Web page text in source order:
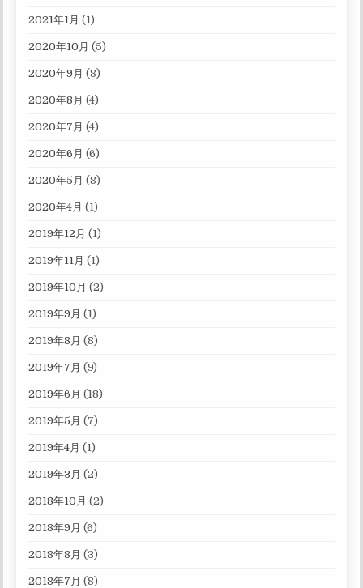
2021年1月 (1)
2020年10月 (5)
2020年9月 (8)
2020年8月 (4)
2020年7月 (4)
2020年6月 (6)
2020年5月 (8)
2020年4月 (1)
2019年12月 (1)
2019年11月 (1)
2019年10月 (2)
2019年9月 (1)
2019年8月 (8)
2019年7月 (9)
2019年6月 (18)
2019年5月 (7)
2019年4月 (1)
2019年3月 (2)
2018年10月 (2)
2018年9月 (6)
2018年8月 (3)
2018年7月 (8)